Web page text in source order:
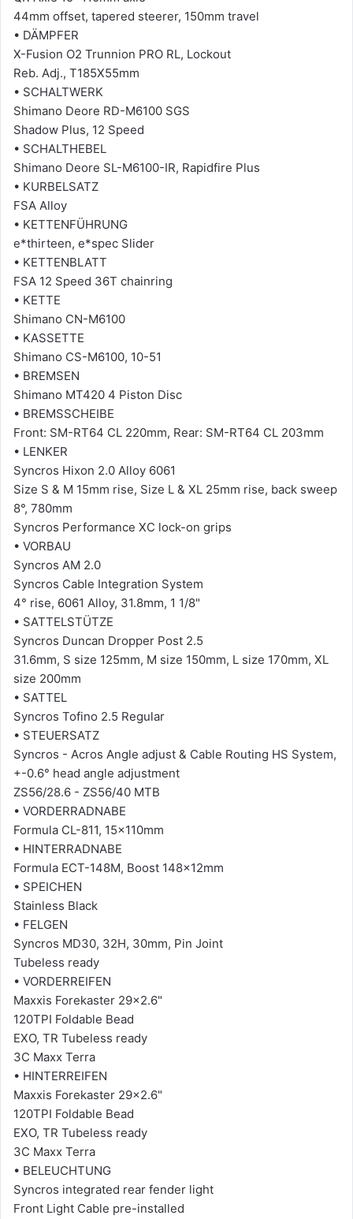
44mm offset, tapered steerer, 150mm travel
• DÄMPFER
X-Fusion O2 Trunnion PRO RL, Lockout
Reb. Adj., T185X55mm
• SCHALTWERK
Shimano Deore RD-M6100 SGS
Shadow Plus, 12 Speed
• SCHALTHEBEL
Shimano Deore SL-M6100-IR, Rapidfire Plus
• KURBELSATZ
FSA Alloy
• KETTENFÜHRUNG
e*thirteen, e*spec Slider
• KETTENBLATT
FSA 12 Speed 36T chainring
• KETTE
Shimano CN-M6100
• KASSETTE
Shimano CS-M6100, 10-51
• BREMSEN
Shimano MT420 4 Piston Disc
• BREMSSCHEIBE
Front: SM-RT64 CL 220mm, Rear: SM-RT64 CL 203mm
• LENKER
Syncros Hixon 2.0 Alloy 6061
Size S & M 15mm rise, Size L & XL 25mm rise, back sweep
8°, 780mm
Syncros Performance XC lock-on grips
• VORBAU
Syncros AM 2.0
Syncros Cable Integration System
4° rise, 6061 Alloy, 31.8mm, 1 1/8"
• SATTELSTÜTZE
Syncros Duncan Dropper Post 2.5
31.6mm, S size 125mm, M size 150mm, L size 170mm, XL
size 200mm
• SATTEL
Syncros Tofino 2.5 Regular
• STEUERSATZ
Syncros - Acros Angle adjust & Cable Routing HS System,
+-0.6° head angle adjustment
ZS56/28.6 - ZS56/40 MTB
• VORDERRADNABE
Formula CL-811, 15x110mm
• HINTERRADNABE
Formula ECT-148M, Boost 148x12mm
• SPEICHEN
Stainless Black
• FELGEN
Syncros MD30, 32H, 30mm, Pin Joint
Tubeless ready
• VORDERREIFEN
Maxxis Forekaster 29x2.6"
120TPI Foldable Bead
EXO, TR Tubeless ready
3C Maxx Terra
• HINTERREIFEN
Maxxis Forekaster 29x2.6"
120TPI Foldable Bead
EXO, TR Tubeless ready
3C Maxx Terra
• BELEUCHTUNG
Syncros integrated rear fender light
Front Light Cable pre-installed